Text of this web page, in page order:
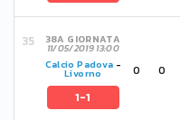
38A GIORNATA
11/05/2019 13:00
Calcio Padova -
Livorno
1-1
0 0